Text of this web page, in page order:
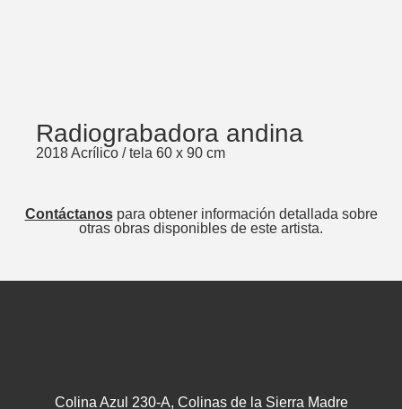
Radiograbadora andina
2018 Acrílico / tela 60 x 90 cm
Contáctanospara obtener información detallada sobre
otras obras disponibles de este artista.
Colina Azul 230-A, Colinas de la Sierra Madre